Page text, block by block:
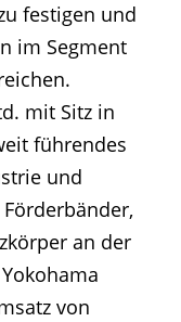
festigen und
im Segment
mit Sitz in
führendes
und
an der
von